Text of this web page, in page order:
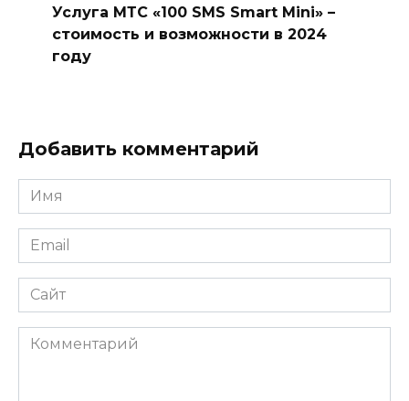
Услуга МТС «100 SMS Smart Mini» –
стоимость и возможности в 2024
году
Добавить комментарий
Имя
*
Email
*
Сайт
Комментарий